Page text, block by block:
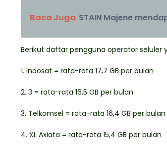
Baca Juga STAIN Majene
Berikut daftar pengguna operator
1. Indosat = rata-rata 17,7 GB per bulan
2. 3 = rata-rata 16,5 GB per bulan
3. Telkomsel = rata-rata 16,4 GB per bulan
4. XL Axiata = rata-rata 15,4 GB per bulan